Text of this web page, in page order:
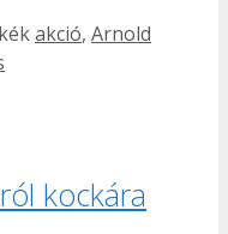
akció, Arnold
kockára